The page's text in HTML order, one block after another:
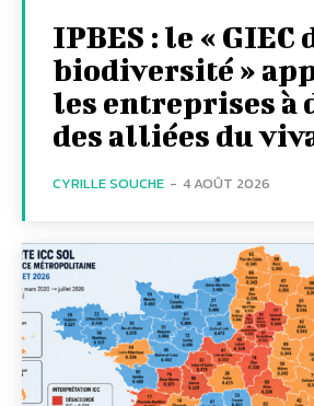
IPBES : le « GIEC
biodiversité »
les entreprises à
des alliées du
CYRILLE SOUCHE - 4 AOÛT 2026